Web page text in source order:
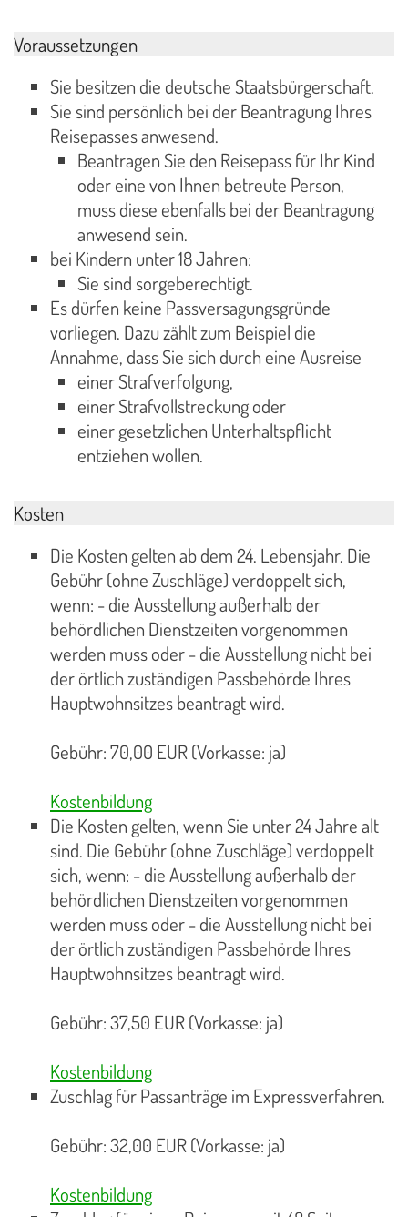
Voraussetzungen
Sie besitzen die deutsche Staatsbürgerschaft.
Sie sind persönlich bei der Beantragung Ihres
Reisepasses anwesend.
Beantragen Sie den Reisepass für Ihr Kind
oder eine von Ihnen betreute Person,
muss diese ebenfalls bei der Beantragung
anwesend sein.
bei Kindern unter 18 Jahren:
Sie sind sorgeberechtigt.
Es dürfen keine Passversagungsgründe
vorliegen. Dazu zählt zum Beispiel die
Annahme, dass Sie sich durch eine Ausreise
einer Strafverfolgung,
einer Strafvollstreckung oder
einer gesetzlichen Unterhaltspflicht
entziehen wollen.
Kosten
Die Kosten gelten ab dem 24. Lebensjahr. Die
Gebühr (ohne Zuschläge) verdoppelt sich,
wenn: - die Ausstellung außerhalb der
behördlichen Dienstzeiten vorgenommen
werden muss oder - die Ausstellung nicht bei
der örtlich zuständigen Passbehörde Ihres
Hauptwohnsitzes beantragt wird.
Gebühr: 70,00 EUR (Vorkasse: ja)
Kostenbildung
Die Kosten gelten, wenn Sie unter 24 Jahre alt
sind. Die Gebühr (ohne Zuschläge) verdoppelt
sich, wenn: - die Ausstellung außerhalb der
behördlichen Dienstzeiten vorgenommen
werden muss oder - die Ausstellung nicht bei
der örtlich zuständigen Passbehörde Ihres
Hauptwohnsitzes beantragt wird.
Gebühr: 37,50 EUR (Vorkasse: ja)
Kostenbildung
Zuschlag für Passanträge im Expressverfahren.
Gebühr: 32,00 EUR (Vorkasse: ja)
Kostenbildung